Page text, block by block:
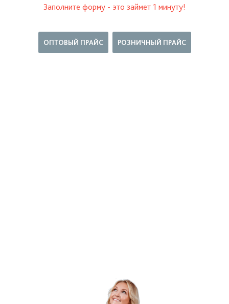
Заполните форму - это займет 1 минуту!
ОПТОВЫЙ ПРАЙС РОЗНИЧНЫЙ ПРАЙС